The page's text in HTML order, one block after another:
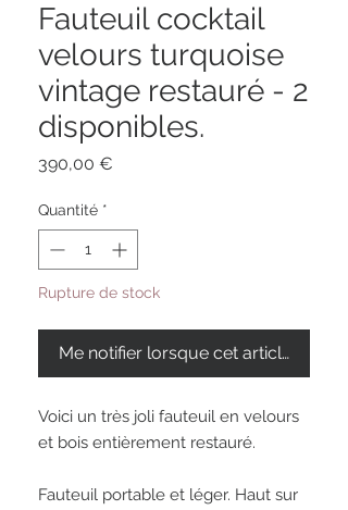
Fauteuil cocktail
velours turquoise
vintage restauré - 2
disponibles.
390,00 €
Quantité *
Rupture de stock
Me notifier lorsque cet article est
Voici un très joli fauteuil en velours
et bois entièrement restauré.
Fauteuil portable et léger. Haut sur